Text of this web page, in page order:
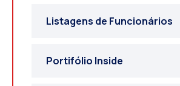
Listagens de Funcionários
Portifólio Inside